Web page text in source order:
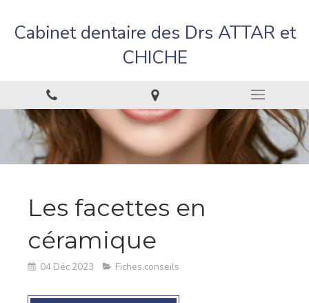
Cabinet dentaire des Drs ATTAR et
CHICHE
Les facettes en
céramique
04 Déc 2023 Fiches conseils